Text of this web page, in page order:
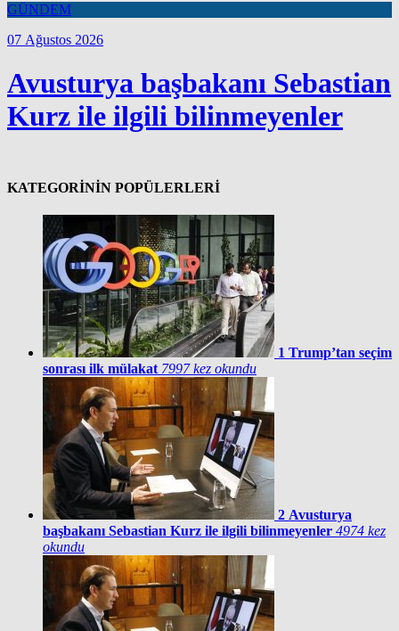
GÜNDEM
07 Ağustos 2026
Avusturya başbakanı Sebastian
Kurz ile ilgili bilinmeyenler
KATEGORİNİN POPÜLERLERİ
1 Trump’tan seçim
sonrası ilk mülakat 7997 kez okundu
2 Avusturya
başbakanı Sebastian Kurz ile ilgili bilinmeyenler 4974 kez
okundu